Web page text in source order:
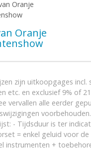
Oranje
zijn uitkoopgages incl.
etc. en exclusief 9% of
vervallen alle eerder
- Tijdsduur is ter
= enkel geluid voor de
instrumenten +